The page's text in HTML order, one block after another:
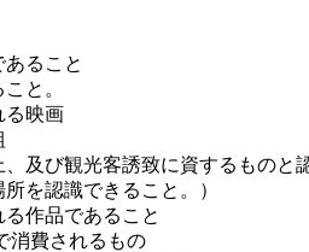
ること
と。
る映画
及び観光客誘致に資するものと
を認識できること。）
作品であること
消費されるもの